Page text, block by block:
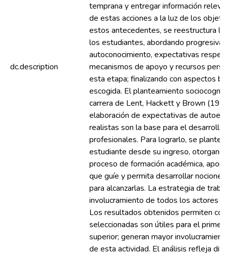
dc.description
temprana y entregar información
de estas acciones a la luz de los
estos antecedentes, se reestructura
los estudiantes, abordando
autoconocimiento, expectativas
mecanismos de apoyo y recursos
esta etapa; finalizando con aspectos
escogida. El planteamiento
carrera de Lent, Hackett y Brown
elaboración de expectativas de
realistas son la base para el
profesionales. Para lograrlo, se
estudiante desde su ingreso,
proceso de formación académica,
que guíe y permita desarrollar
para alcanzarlas. La estrategia de
involucramiento de todos los actores
Los resultados obtenidos permiten
seleccionadas son útiles para el
superior; generan mayor
de esta actividad. El análisis refleja